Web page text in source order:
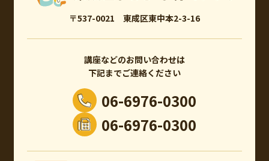
〒537-0021 東成区東中本2-3-16
講座などのお問い合わせは
下記までご連絡ください
06-6976-0300
06-6976-0300